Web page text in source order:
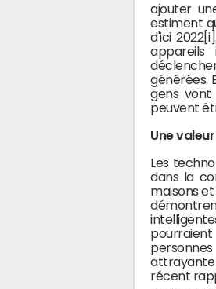
ajouter
estiment
d'ici
appareils
générées.
gens vont
peuvent
Une
Les
dans la
maisons
attrayante
récent